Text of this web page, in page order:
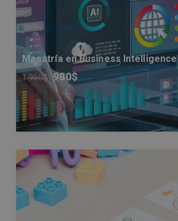
Maestría en Business Intelligence
1.960$ 980$